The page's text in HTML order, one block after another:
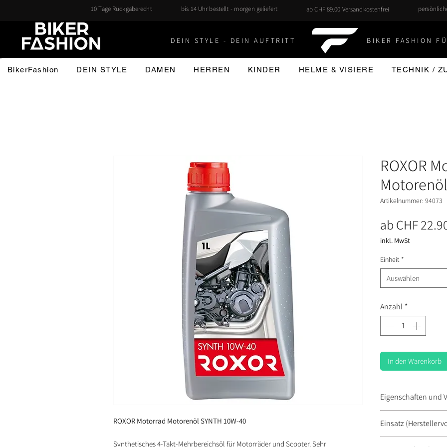
10 Tage Rückgaberecht bis 14 Uhr bestellt - morgen geliefert ab CHF 89.00 Versandkostenfrei
DEIN STYLE - DEIN AUFTRITT BIKER FASHION
BikerFashion DEIN STYLE DAMEN HERREN KINDER HELME & VISIERE TECHNIK /
ROXOR Motorrad Motorenöl SYNTH 10W-40
Synthetisches 4-Takt-Mehrbereichsöl für Motorräder und Scooter. Sehr
ROXOR
Artikelnummer: 94073
ab CHF
inkl. MwSt
Einheit *
Auswählen
Anzahl *
In den Warenkorb
Eigenschaften und
● sehr temperatur-
● geeignet für
Einsatz